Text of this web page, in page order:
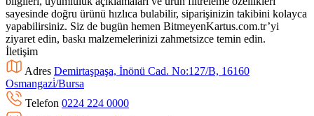
sayesinde doğru ürünü hızlıca bulabilir, siparişinizin takibini kolayca
yapabilirsiniz. Siz de bugün hemen BitmeyenKartus.com.tr’yi
ziyaret edin, baskı malzemelerinizi zahmetsizce temin edin.
İletişim
Adres Demirtaşpaşa, İnönü Cad. No:127/B, 16160
Osmangazi̇/Bursa
Telefon 0224 224 0000